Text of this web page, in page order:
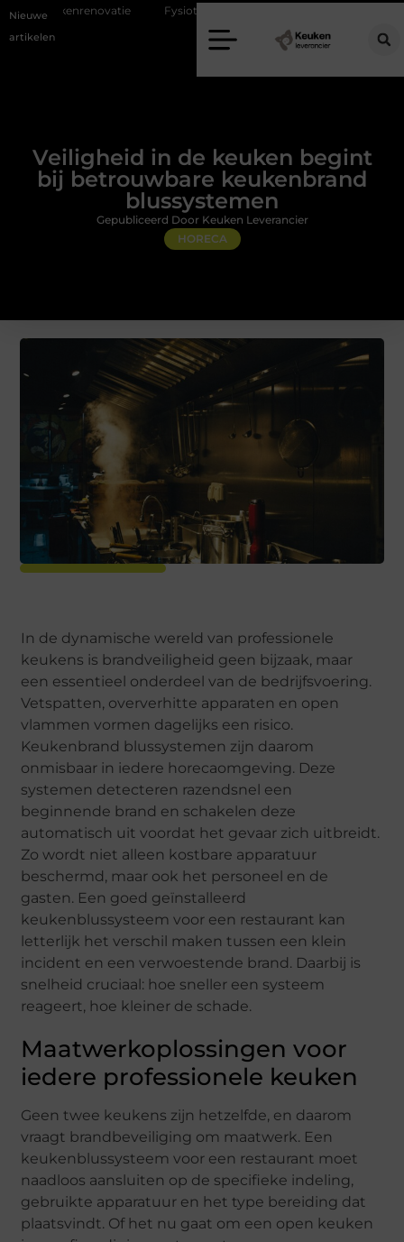
Nieuwe
artikelen
Fysiotherapie Alblasserdam: professionele begeleiding bij pijn
Veiligheid in de keuken begint
bij betrouwbare keukenbrand
blussystemen
HORECA
Gepubliceerd Door Keuken Leverancier
In de dynamische wereld van professionele
keukens is brandveiligheid geen bijzaak, maar
een essentieel onderdeel van de bedrijfsvoering.
Vetspatten, oververhitte apparaten en open
vlammen vormen dagelijks een risico.
Keukenbrand blussystemen zijn daarom
onmisbaar in iedere horecaomgeving. Deze
systemen detecteren razendsnel een
beginnende brand en schakelen deze
automatisch uit voordat het gevaar zich uitbreidt.
Zo wordt niet alleen kostbare apparatuur
beschermd, maar ook het personeel en de
gasten. Een goed geïnstalleerd
keukenblussysteem voor een restaurant kan
letterlijk het verschil maken tussen een klein
incident en een verwoestende brand. Daarbij is
snelheid cruciaal: hoe sneller een systeem
reageert, hoe kleiner de schade.
Maatwerkoplossingen voor
iedere professionele keuken
Geen twee keukens zijn hetzelfde, en daarom
vraagt brandbeveiliging om maatwerk. Een
keukenblussysteem voor een restaurant moet
naadloos aansluiten op de specifieke indeling,
gebruikte apparatuur en het type bereiding dat
plaatsvindt. Of het nu gaat om een open keuken